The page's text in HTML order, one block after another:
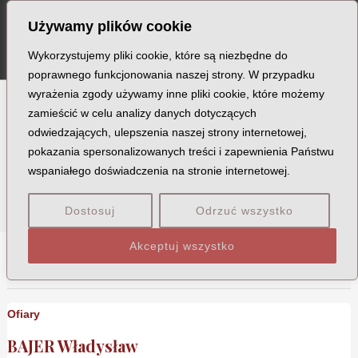
Używamy plików cookie
Wykorzystujemy pliki cookie, które są niezbędne do
poprawnego funkcjonowania naszej strony. W przypadku
wyrażenia zgody używamy inne pliki cookie, które możemy
zamieścić w celu analizy danych dotyczących
odwiedzających, ulepszenia naszej strony internetowej,
pokazania spersonalizowanych treści i zapewnienia Państwu
wspaniałego doświadczenia na stronie internetowej.
Dostosuj Odrzuć wszystko
Akceptuj wszystko
content
Miejscowość:
Baranowo
Ofiary
BAJER Władysław